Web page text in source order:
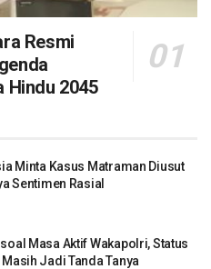
Resmi
Hindu 2045
Minta Kasus Matraman Diusut
Sentimen Rasial
Masa Aktif Wakapolri, Status
Jadi Tanda Tanya